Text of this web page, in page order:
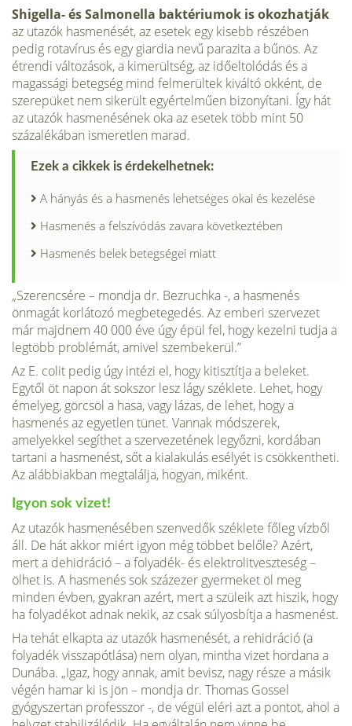
Shigella- és Salmonella baktériumok is okozhatják
az utazók hasmenését, az esetek egy kisebb részében
pedig rotavírus és egy giardia nevű parazita a bű­nös. Az
étrendi változások, a kimerültség, az időeltolódás és a
magassági be­tegség mind felmerültek kiváltó okként, de
szerepüket nem sikerült egyértelműen bizonyítani. Így hát
az utazók hasmenésének oka az esetek több mint 50
százalékában ismeretlen marad.
Ezek a cikkek is érdekelhetnek:
A hányás és a hasmenés lehetséges okai és kezelése
Hasmenés a felszívódás zavara következtében
Hasmenés belek betegségei miatt
„Szerencsére – mondja dr. Bezruchka -, a hasmenés
önmagát korlátozó megbetegedés. Az emberi szervezet
már majdnem 40 000 éve úgy épül fel, hogy kezelni tudja a
legtöbb problémát, amivel szembekerül.”
Az E. colit pedig úgy intézi el, hogy kitisztítja a beleket.
Egytől öt napon át sokszor lesz lágy széklete. Lehet, hogy
émelyeg, görcsöl a hasa, vagy lázas, de lehet, hogy a
hasmenés az egyetlen tünet. Vannak módszerek,
amelyekkel segíthet a szervezetének legyőzni, kordában
tartani a hasmenést, sőt a kialaku­lás esélyét is csökkentheti.
Az alábbiakban megtalálja, hogyan, miként.
Igyon sok vizet!
Az utazók hasmenésében szenvedők széklete fő­leg vízből
áll. De hát akkor miért igyon még többet belőle? Azért,
mert a dehidráció – a folyadék- és elektrolitveszteség –
ölhet is. A hasmenés sok száz­ezer gyermeket öl meg
minden évben, gyakran azért, mert a szüleik azt hiszik, hogy
ha folyadékot adnak nekik, az csak súlyosbítja a hasmenést.
Ha tehát elkapta az utazók hasmenését, a rehidráció (a
folyadék visszapót­lása) nem olyan, mintha vizet hordana a
Dunába. „Igaz, hogy annak, amit be­visz, nagy része a másik
végén hamar ki is jön – mondja dr. Thomas Gossel
gyógyszertan professzor -, de végül eléri azt a pontot, ahol a